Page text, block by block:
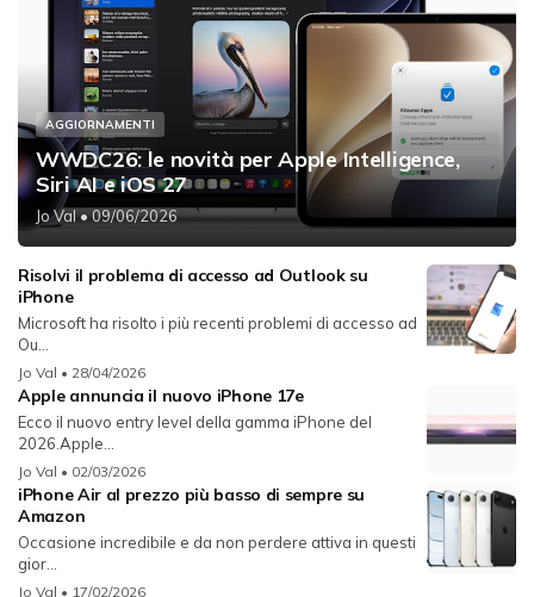
AGGIORNAMENTI
WWDC26: le novità per Apple Intelligence,
Siri AI e iOS 27
Jo Val• 09/06/2026
Risolvi il problema di accesso ad Outlook su
iPhone
Microsoft ha risolto i più recenti problemi di accesso ad
Ou...
Jo Val • 28/04/2026
Apple annuncia il nuovo iPhone 17e
Ecco il nuovo entry level della gamma iPhone del
2026.Apple...
Jo Val • 02/03/2026
iPhone Air al prezzo più basso di sempre su
Amazon
Occasione incredibile e da non perdere attiva in questi
gior...
Jo Val • 17/02/2026